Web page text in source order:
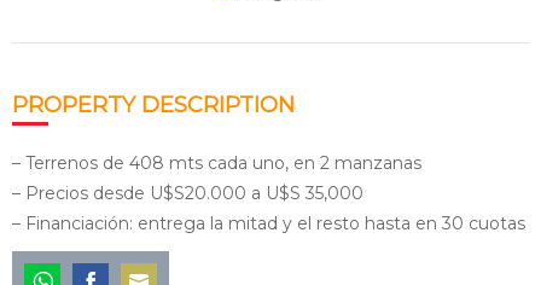
PROPERTY DESCRIPTION
– Terrenos de 408 mts cada uno, en 2 manzanas
– Precios desde U$S20.000 a U$S 35,000
– Financiación: entrega la mitad y el resto hasta en 30 cuotas